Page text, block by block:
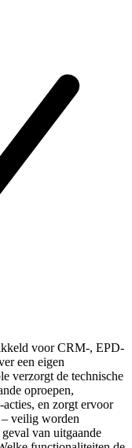
voor CRM-, EPD-
een eigen
verzorgt de technische
oproepen,
en zorgt ervoor
– veilig worden
van uitgaande